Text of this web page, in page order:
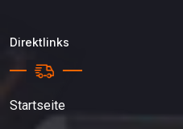
Direktlinks
Startseite